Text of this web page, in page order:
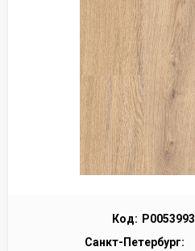
Код: Р0053993
Санкт-Петербург: